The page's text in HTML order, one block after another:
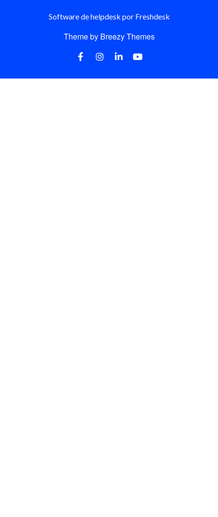
Software de helpdesk por Freshdesk
Theme by Breezy Themes